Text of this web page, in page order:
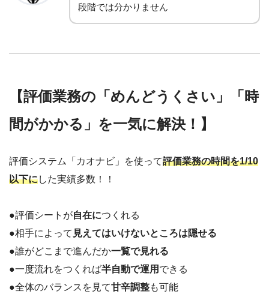
段階では分かりません
【評価業務の「めんどうくさい」「時
間がかかる」を一気に解決！】
評価システム「カオナビ」を使って評価業務の時間を1/10
以下にした実績多数！！
●評価シートが自在につくれる
●相手によって 見えてはいけないところは隠せる
●誰がどこまで進んだか一覧で見れる
●一度流れをつくれば半自動で運用 できる
●全体のバランスを見て甘辛調整も可能